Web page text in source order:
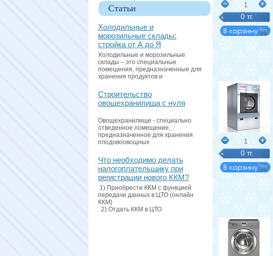
Статьи
Холодильные и
морозильные склады:
стройка от А до Я
Холодильные и морозильные
склады – это специальные
помещения, предназначенные для
хранения продуктов и
Строительство
овощехранилища с нуля
Овощехранилище - специально
отведенное помещение,
предназначенное для хранения
плодовоовощных
Что необходимо делать
налогоплательщику при
регистрации нового ККМ?
1) Приобрести ККМ с функцией
передачи данных в ЦТО (онлайн
ККМ)
2) Отдать ККМ в ЦТО
1
0 тг.
1
0 тг.